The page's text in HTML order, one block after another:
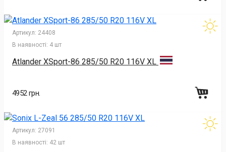
Артикул: 24408
В наявності: 4 шт
Atlander XSport-86 285/50 R20 116V XL
4952 грн.
Артикул: 27091
В наявності: 42 шт